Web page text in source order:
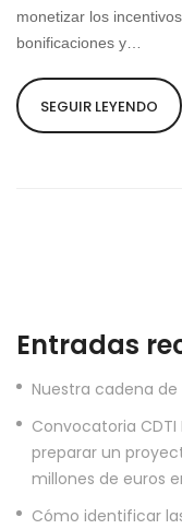
monetizar los
bonificaciones y…
SEGUIR LEYENDO
Entradas
Nuestra cadena
Convocatoria
preparar un
millones de euros
Cómo identificar